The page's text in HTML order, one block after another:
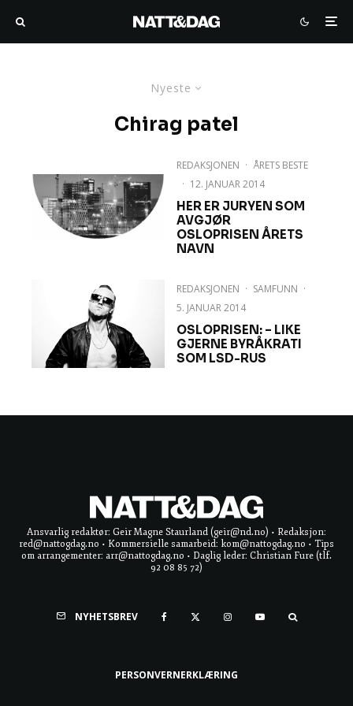
Nyeste
Chirag patel
REDAKSJONEN · ÅRETS BESTE
· 12. JANUAR 2014
HER ER JURYEN SOM
AVGJØR
OSLOPRISEN ÅRETS
NAVN
REDAKSJONEN · SAMFUNN ·
5. JANUAR 2014
OSLOPRISEN: – LIKE
GJERNE BYRÅKRATI
SOM LSD-RUS
Ansvarlig redaktør: Geir Magne Staurland (geir@nd.no) • Redaksjon:
red@nattogdag.no • Kommersielle samarbeid: kom@nattogdag.no • Tips
om arrangementer: arr@nattogdag.no • Daglig leder: Christian Fure (tlf.
92 08 85 72)
NYHETSBREV
PERSONVERNERKLÆRING